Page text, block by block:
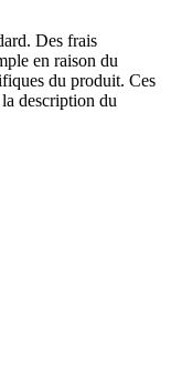
Des frais
en raison du
du produit. Ces
description du